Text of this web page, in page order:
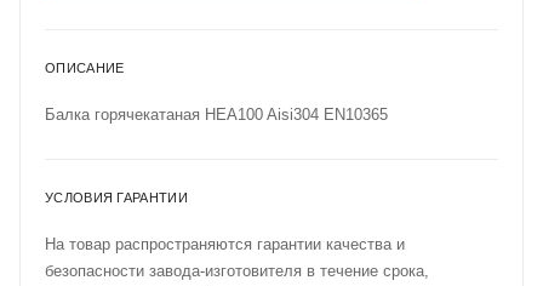
ОПИСАНИЕ
Балка горячекатаная HEA100 Aisi304 EN10365
УСЛОВИЯ ГАРАНТИИ
На товар распространяются гарантии качества и
безопасности завода-изготовителя в течение срока,